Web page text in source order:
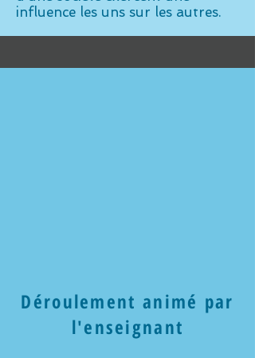
influence les uns sur les autres.
Déroulement animé par
l'enseignant